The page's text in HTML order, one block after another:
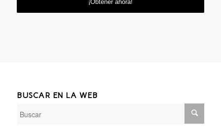
BUSCAR EN LA WEB